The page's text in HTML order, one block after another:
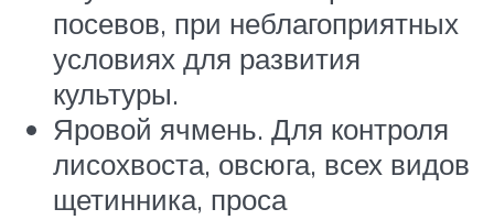
посевов, при неблагоприятных
условиях для развития
культуры.
Яровой ячмень. Для контроля
лисохвоста, овсюга, всех видов
щетинника, проса